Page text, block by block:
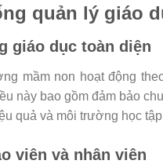
quản lý giáo
giáo dục toàn diện
mầm non hoạt động
này bao gồm đảm bảo
quả và môi trường học
viên và nhân viên